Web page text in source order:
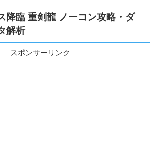
降臨 重剣龍 ノーコン攻略・ダ
解析
スポンサーリンク